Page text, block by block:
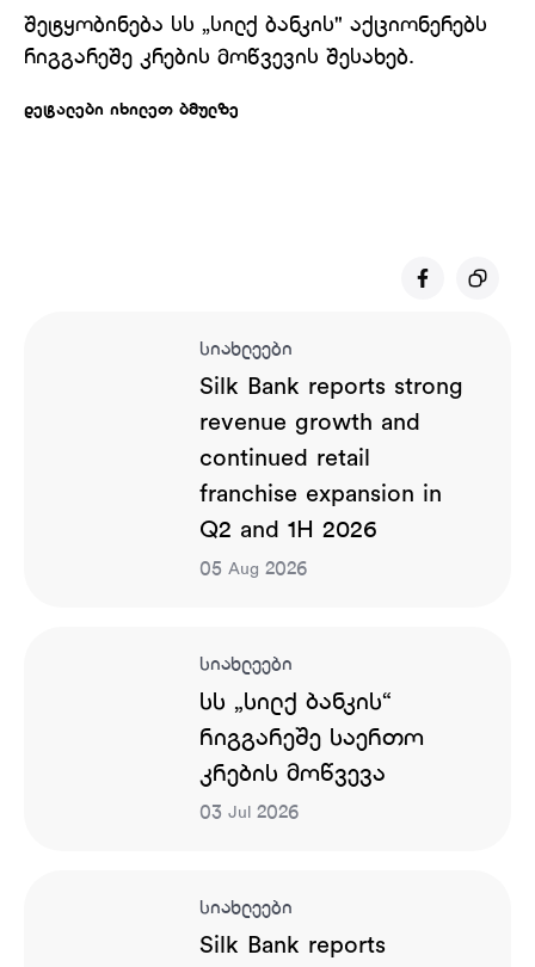
შეტყობინება სს „სილქ ბანკის" აქციონერებს
რიგგარეშე კრების მოწვევის შესახებ.
დეტალები იხილეთ ბმულზე
სიახლეები
Silk Bank reports strong
revenue growth and
continued retail
franchise expansion in
Q2 and 1H 2026
05 Aug2026
სიახლეები
სს „სილქ ბანკის“
რიგგარეშე საერთო
კრების მოწვევა
03 Jul2026
სიახლეები
Silk Bank reports